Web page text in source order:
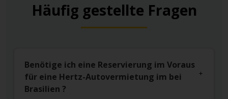
Häufig gestellte Fragen
Benötige ich eine Reservierung im Voraus
für eine Hertz-Autovermietung im bei
Brasilien ?